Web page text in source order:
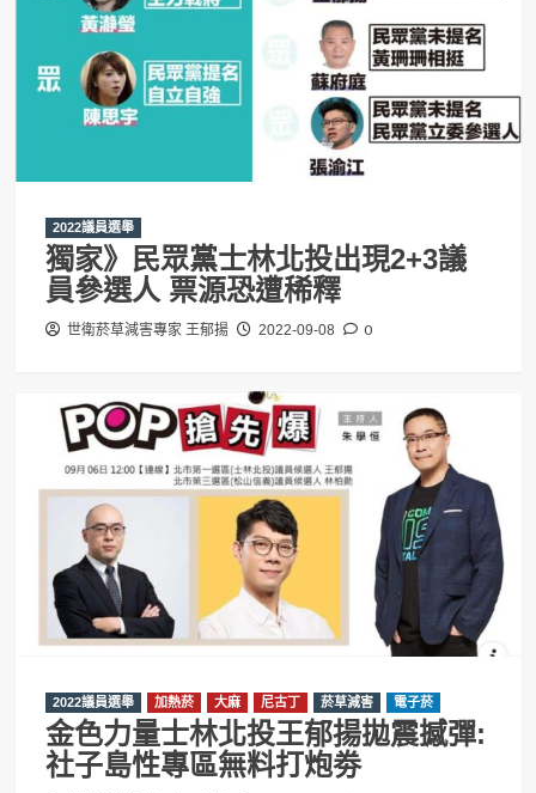
2022議員選舉
獨家》民眾黨士林北投出現2+3議
員參選人 票源恐遭稀釋
世衛菸草減害專家 王郁揚 2022-09-08 0
2022議員選舉 加熱菸 大麻 尼古丁 菸草減害 電子菸
金色力量士林北投王郁揚拋震撼彈:
社子島性專區無料打炮劵